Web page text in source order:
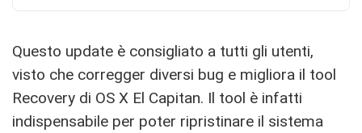
Questo update è consigliato a tutti gli utenti,
visto che corregger diversi bug e migliora il tool
Recovery di OS X El Capitan. Il tool è infatti
indispensabile per poter ripristinare il sistema